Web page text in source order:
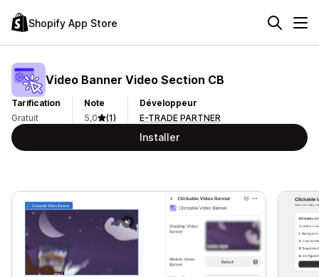
Shopify App Store
Video Banner Video Section CB
Tarification
Gratuit
Note
5,0
(1)
Développeur
E-TRADE PARTNER
Installer